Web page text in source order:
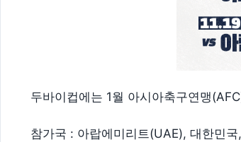
두바이컵에는 1월 아시아축구연맹
참가국 : 아랍에미리트(UAE), 대한민